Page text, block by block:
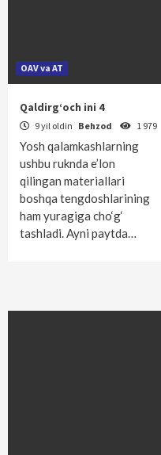
OAV va AT
Qaldirg‘och ini 4
9 yil oldin Behzod 1 979
Yosh qalamkashlarning
ushbu ruknda e’lon
qilingan materiallari
boshqa tengdoshlarining
ham yuragiga cho‘g‘
tashladi. Ayni paytda…